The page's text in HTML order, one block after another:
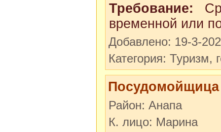
Требование:
временной или
Добавлено: 19-3-
Категория: Туризм,
Посудомойщица
Район: Анапа
К. лицо: Марина